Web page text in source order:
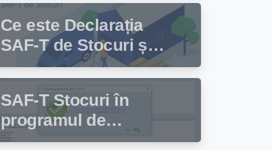
facturare Facturis
Ce este Declarația
SAF-T de Stocuri și
cine trebuie să
depună această
declarație?
SAF-T Stocuri în
programul de
facturare și gestiune